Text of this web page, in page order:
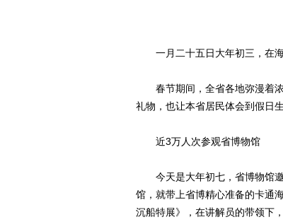
一月二十五日大年初三，在海
春节期间，全省各地弥漫着浓
礼物，也让本省居民体会到假日
近3万人次参观省博物馆
今天是大年初七，省博物馆邀
馆，就带上省博精心准备的卡通
沉船特展》，在讲解员的带领下